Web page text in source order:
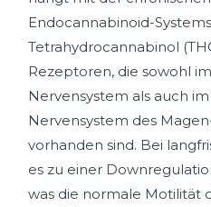
Endocannabinoid-
Tetrahydrocannabinol
Rezeptoren, die sowohl
Nervensystem als auch
Nervensystem des
vorhanden sind. Bei
es zu einer
was die normale Motilität